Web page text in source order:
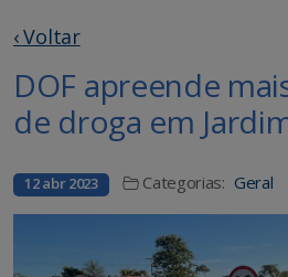
‹ Voltar
DOF apreende
de droga em
12 abr 2023 Categorias: Geral